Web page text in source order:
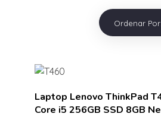
Ordenar Por:
Laptop Lenovo ThinkPad
Core i5 256GB SSD 8GB